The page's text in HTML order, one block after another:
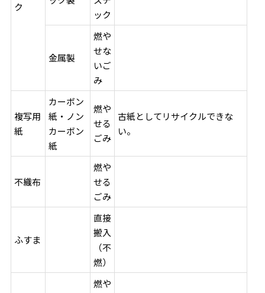
ク
ック
金属製
燃や
せな
いご
み
複写用
紙
カーボン
紙・ノン
カーボン
紙
燃や
せる
ごみ
古紙としてリサイクルできな
い。
不織布
燃や
せる
ごみ
ふすま
直接
搬入
（不
燃）
燃や